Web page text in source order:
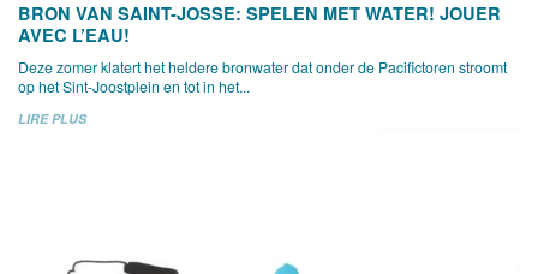
BRON VAN SAINT-JOSSE: SPELEN MET WATER! JOUER
AVEC L’EAU!
Deze zomer klatert het heldere bronwater dat onder de Pacifictoren stroomt
op het Sint-Joostplein en tot in het...
LIRE PLUS